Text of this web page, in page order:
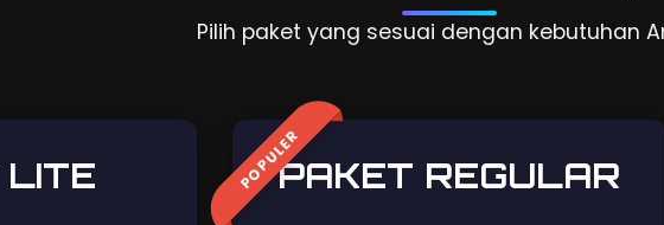
Pilih paket yang sesuai dengan kebutuhan
POPULERPAKET REGULAR